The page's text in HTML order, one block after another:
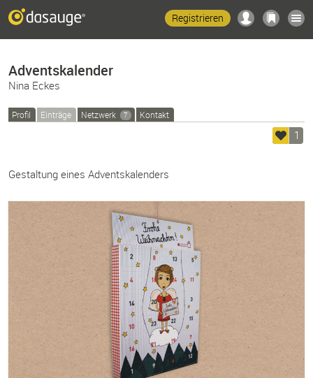
Registrieren
Adventskalender
Nina Eckes
Profil Einträge Netzwerk 7 Kontakt
1
Gestaltung eines Adventskalenders